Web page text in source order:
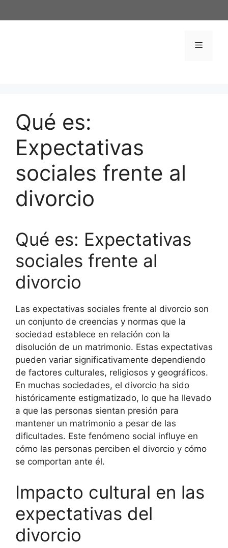
al
Menú
Qué es:
Expectativas
sociales frente al
divorcio
Qué es: Expectativas
sociales frente al
divorcio
Las expectativas sociales frente al divorcio son
un conjunto de creencias y normas que la
sociedad establece en relación con la
disolución de un matrimonio. Estas expectativas
pueden variar significativamente dependiendo
de factores culturales, religiosos y geográficos.
En muchas sociedades, el divorcio ha sido
históricamente estigmatizado, lo que ha llevado
a que las personas sientan presión para
mantener un matrimonio a pesar de las
dificultades. Este fenómeno social influye en
cómo las personas perciben el divorcio y cómo
se comportan ante él.
Impacto cultural en las
expectativas del
divorcio